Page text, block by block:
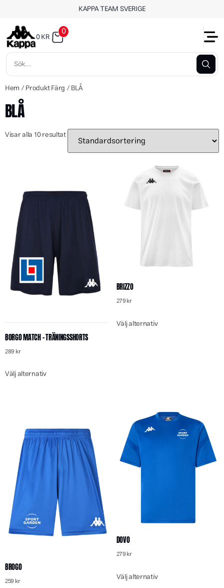
KAPPA TEAM SVERIGE
0KR 0
Hem / Produkt Färg / BLÅ
BLÅ
Visar alla 10 resultat
BORGO MATCH – TRÄNINGSSHORTS
289kr
Välj alternativ
BRIZZO
279kr
Välj alternativ
BROGO
259kr
DOVO
279kr
Välj alternativ